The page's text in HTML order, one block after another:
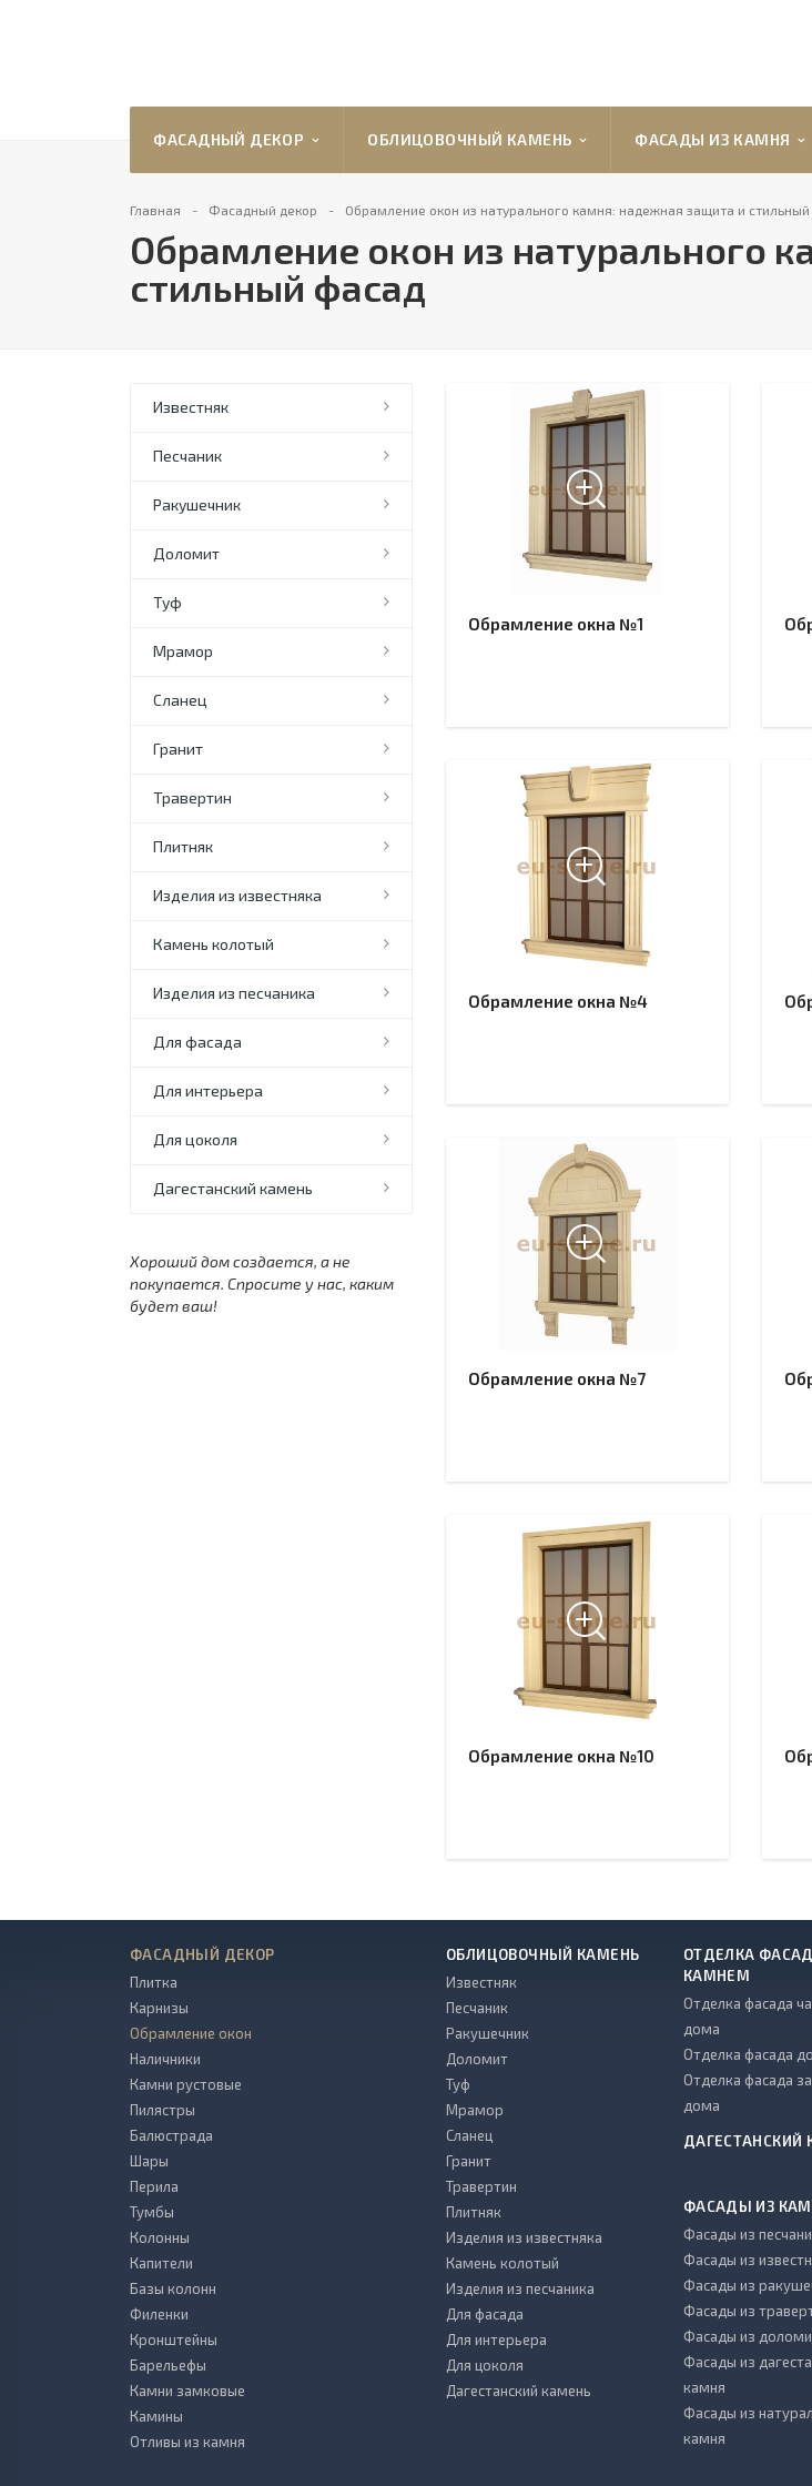
ФАСАДНЫЙ ДЕКОР ОБЛИЦОВОЧНЫЙ КАМЕНЬ ФАСАДЫ ИЗ КАМНЯ
Главная Фасадный декор Обрамление окон из натурального камня: надежная защита и
Обрамление окон из натурального
стильный фасад
Известняк
Песчаник
Ракушечник
Доломит
Туф
Мрамор
Сланец
Гранит
Травертин
Плитняк
Изделия из известняка
Камень колотый
Изделия из песчаника
Для фасада
Для интерьера
Для цоколя
Дагестанский камень
Хороший дом создается, а не
покупается. Спросите у нас, каким
будет ваш!
Обрамление окна №1
Обрамление окна №4
Обрамление окна №7
Обрамление окна №10
ФАСАДНЫЙ ДЕКОР
Плитка
Карнизы
Обрамление окон
Наличники
Камни рустовые
Пилястры
Балюстрада
Шары
Перила
Тумбы
Колонны
Капители
Базы колонн
Филенки
Кронштейны
Барельефы
Камни замковые
Камины
Отливы из камня
ОБЛИЦОВОЧНЫЙ КАМЕНЬ
Известняк
Песчаник
Ракушечник
Доломит
Туф
Мрамор
Сланец
Гранит
Травертин
Плитняк
Изделия из известняка
Камень колотый
Изделия из песчаника
Для фасада
Для интерьера
Для цоколя
Дагестанский камень
ОТДЕЛКА
КАМНЕМ
Отделка фасада
дома
Отделка фасада
Отделка фасада
дома
ДАГЕСТАНСКИЙ
ФАСАДЫ ИЗ
Фасады из
Фасады из
Фасады из
Фасады из
Фасады из
Фасады из
камня
Фасады из
камня